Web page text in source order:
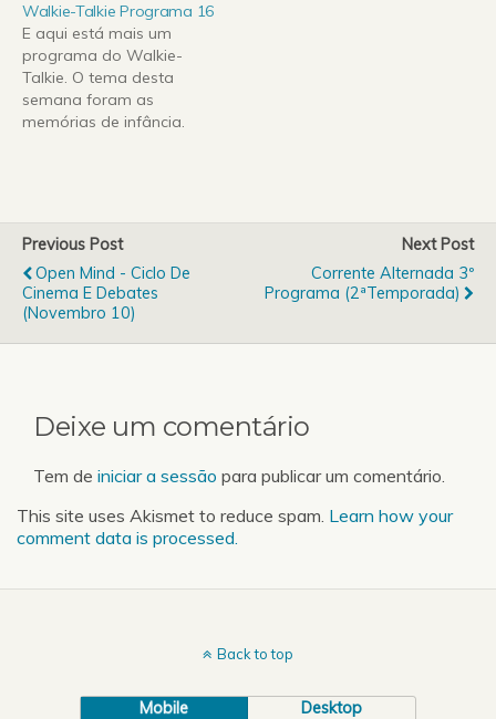
possível. Desta feita um
especial mobilidade com
duas convidadas no
nosso programa. De
entre todos os erros
detectados na emissão, o
Walkie-Talkie Programa 16
E aqui está mais um
programa do Walkie-
Talkie. O tema desta
semana foram as
memórias de infância.
programa, e encontraram
uma opinião curiosa.
Melhor só mesmo ouvir.
Até para a semana, se
conseguirmos…
Previous Post
Open Mind - Ciclo De
Cinema E Debates
(Novembro 10)
Next Post
Corrente Alternada 3º
Programa (2ªTemporada)
Deixe um comentário
Tem de iniciar a sessão para publicar um comentário.
This site uses Akismet to reduce spam. Learn how your
comment data is processed.
Back to top
Mobile Desktop